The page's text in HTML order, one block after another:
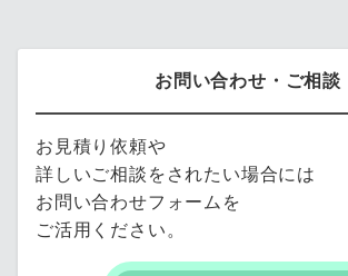
お問い合わせ・ご相談
お見積り依頼や
詳しいご相談をされたい場合には
お問い合わせフォームを
ご活用ください。